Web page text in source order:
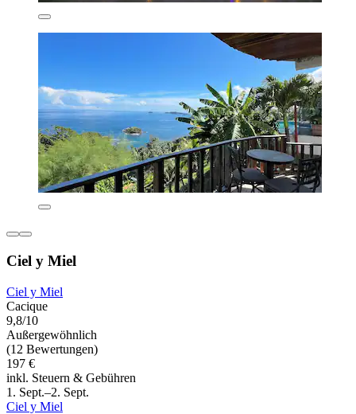
Ciel y Miel
Ciel y Miel
Cacique
9,8/10
Außergewöhnlich
(12 Bewertungen)
197 €
inkl. Steuern & Gebühren
1. Sept.–2. Sept.
Ciel y Miel